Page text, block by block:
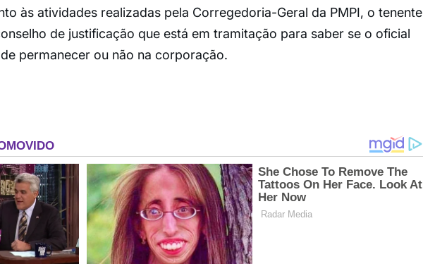
às atividades realizadas pela Corregedoria-Geral da PMPI, o tenente
de justificação que está em tramitação para saber se o oficial
permanecer ou não na corporação.